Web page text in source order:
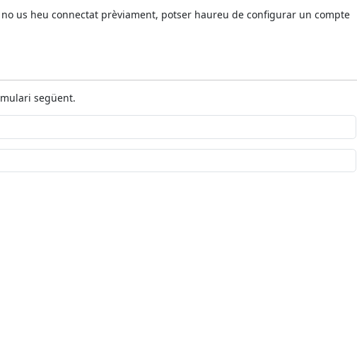
us heu connectat prèviament, potser haureu de configurar un
següent.